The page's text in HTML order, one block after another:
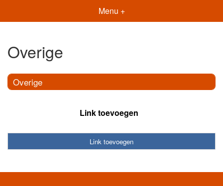
Menu +
Overige
Overige
Link toevoegen
Link toevoegen